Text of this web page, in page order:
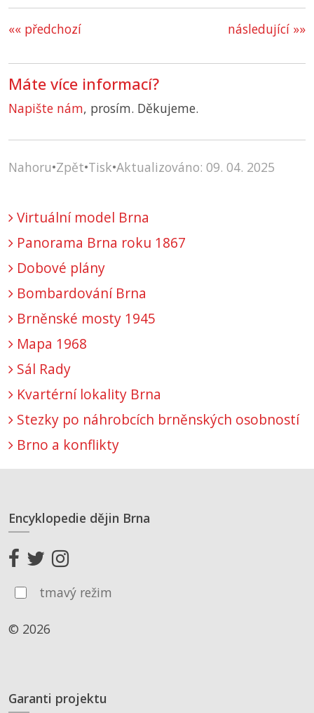
«« předchozí následující »»
Máte více informací?
Napište nám, prosím. Děkujeme.
Nahoru•Zpět•Tisk•Aktualizováno: 09. 04. 2025
Virtuální model Brna
Panorama Brna roku 1867
Dobové plány
Bombardování Brna
Brněnské mosty 1945
Mapa 1968
Sál Rady
Kvartérní lokality Brna
Stezky po náhrobcích brněnských osobností
Brno a konflikty
Encyklopedie dějin Brna
tmavý režim
© 2026
Garanti projektu